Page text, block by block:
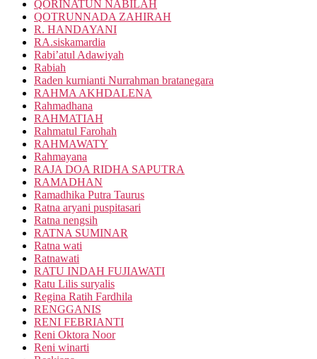
QORINATUN NABILAH
QOTRUNNADA ZAHIRAH
R. HANDAYANI
RA.siskamardia
Rabi’atul Adawiyah
Rabiah
Raden kurnianti Nurrahman bratanegara
RAHMA AKHDALENA
Rahmadhana
RAHMATIAH
Rahmatul Farohah
RAHMAWATY
Rahmayana
RAJA DOA RIDHA SAPUTRA
RAMADHAN
Ramadhika Putra Taurus
Ratna aryani puspitasari
Ratna nengsih
RATNA SUMINAR
Ratna wati
Ratnawati
RATU INDAH FUJIAWATI
Ratu Lilis suryalis
Regina Ratih Fardhila
RENGGANIS
RENI FEBRIANTI
Reni Oktora Noor
Reni winarti